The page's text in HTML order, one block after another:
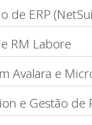
de ERP
RM Labore
Avalara e
e Gestão de